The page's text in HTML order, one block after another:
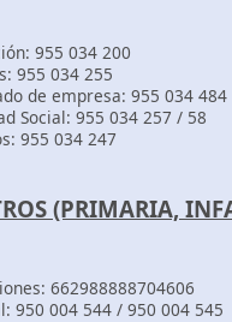
955 034 200
955 034 255
de empresa: 955 034 484
Social: 955 034 257 / 58
955 034 247
(PRIMARIA,
662988888704606
950 004 544 / 950 004 545